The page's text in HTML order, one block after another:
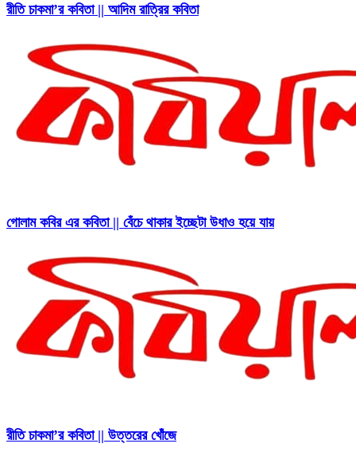
রীতি চাকমা’র কবিতা || আদিম রাত্রির কবিতা
গোলাম কবির এর কবিতা || বেঁচে থাকার ইচ্ছেটা উধাও হয়ে যায়
রীতি চাকমা’র কবিতা || উত্তরের খোঁজে